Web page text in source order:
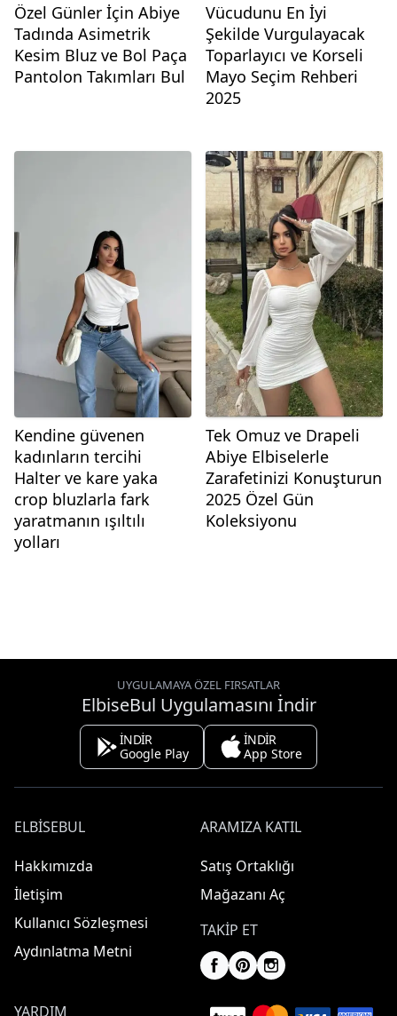
Özel Günler İçin Abiye
Tadında Asimetrik
Kesim Bluz ve Bol Paça
Pantolon Takımları Bul
Vücudunu En İyi
Şekilde Vurgulayacak
Toparlayıcı ve Korseli
Mayo Seçim Rehberi
2025
Kendine güvenen
kadınların tercihi
Halter ve kare yaka
crop bluzlarla fark
yaratmanın ışıltılı
yolları
Tek Omuz ve Drapeli
Abiye Elbiselerle
Zarafetinizi Konuşturun
2025 Özel Gün
Koleksiyonu
UYGULAMAYA ÖZEL FIRSATLAR
ElbiseBul Uygulamasını İndir
İNDİR
Google Play
İNDİR
App Store
ELBISEBUL
Hakkımızda
İletişim
Kullanıcı Sözleşmesi
Aydınlatma Metni
ARAMIZA KATIL
Satış Ortaklığı
Mağazanı Aç
TAKIP ET
YARDIM